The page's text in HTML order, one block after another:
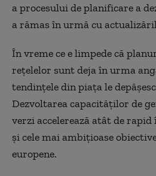
a procesului de planificare a
a rămas în urmă cu
În vreme ce e limpede că
rețelelor sunt deja în urma
tendințele din piața le
Dezvoltarea capacităților de
verzi accelerează atât de rapid
și cele mai ambițioase
europene.